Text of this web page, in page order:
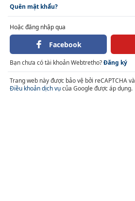
Quên mật khẩu?
Hoặc đăng nhập qua
Facebook
Bạn chưa có tài khoản Webtretho?Đăng ký
Trang web này được bảo vệ bởi reCAPTCHA và
Điều khoản dịch vụcủa Google được áp dụng.